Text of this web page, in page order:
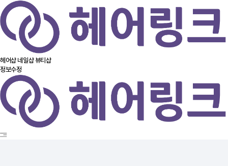
헤어샵 네일샵뷰티샵
정보수정